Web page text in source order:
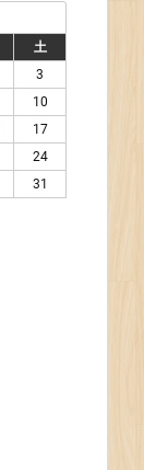
土
3
10
17
24
31